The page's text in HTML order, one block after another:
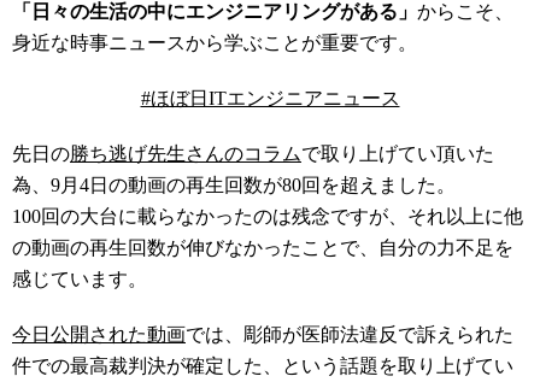
「日々の生活の中にエンジニアリングがある」 からこそ、
身近な時事ニュースから学ぶことが重要です。
#ほぼ日ITエンジニアニュース
先日の勝ち逃げ先生さんのコラムで取り上げてい頂いた
為、9月4日の動画の再生回数が80回を超えました。
100回の大台に載らなかったのは残念ですが、それ以上に他
の動画の再生回数が伸びなかったことで、自分の力不足を
感じています。
今日公開された動画では、彫師が医師法違反で訴えられた
件での最高裁判決が確定した、という話題を取り上げてい